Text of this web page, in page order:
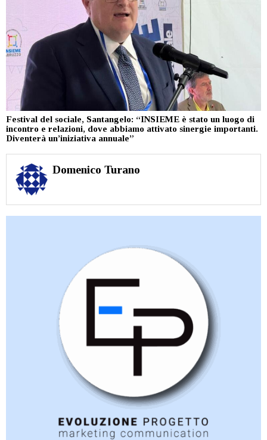
Festival del sociale, Santangelo: “INSIEME è stato un luogo di
incontro e relazioni, dove abbiamo attivato sinergie importanti.
Diventerà un’iniziativa annuale”
Domenico Turano